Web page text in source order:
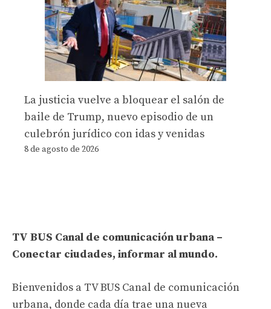
La justicia vuelve a bloquear el salón de
baile de Trump, nuevo episodio de un
culebrón jurídico con idas y venidas
8 de agosto de 2026
TV BUS Canal de comunicación urbana –
Conectar ciudades, informar al mundo.
Bienvenidos a TV BUS Canal de comunicación
urbana, donde cada día trae una nueva